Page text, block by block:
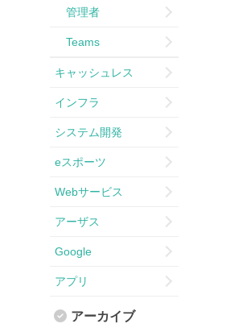
管理者
Teams
キャッシュレス
インフラ
システム開発
eスポーツ
Webサービス
アーザス
Google
アプリ
アーカイブ